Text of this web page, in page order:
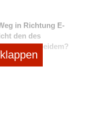
in Richtung E-
den des
aus beidem?
Business Modell,